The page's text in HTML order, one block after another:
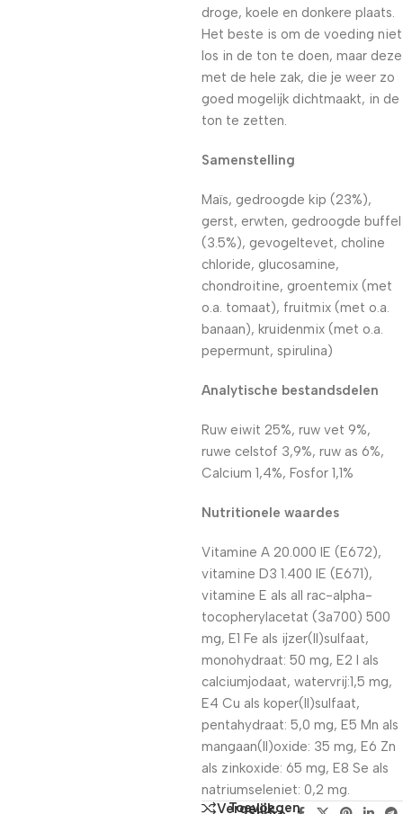
droge, koele en donkere plaats.
Het beste is om de voeding niet
los in de ton te doen, maar deze
met de hele zak, die je weer zo
goed mogelijk dichtmaakt, in de
ton te zetten.
Samenstelling
Maïs, gedroogde kip (23%),
gerst, erwten, gedroogde buffel
(3.5%), gevogeltevet, choline
chloride, glucosamine,
chondroitine, groentemix (met
o.a. tomaat), fruitmix (met o.a.
banaan), kruidenmix (met o.a.
pepermunt, spirulina)
Analytische bestandsdelen
Ruw eiwit 25%, ruw vet 9%,
ruwe celstof 3,9%, ruw as 6%,
Calcium 1,4%, Fosfor 1,1%
Nutritionele waardes
Vitamine A 20.000 IE (E672),
vitamine D3 1.400 IE (E671),
vitamine E als all rac-alpha-
tocopherylacetat (3a700) 500
mg, E1 Fe als ijzer(II)sulfaat,
monohydraat: 50 mg, E2 I als
calciumjodaat, watervrij:1,5 mg,
E4 Cu als koper(II)sulfaat,
pentahydraat: 5,0 mg, E5 Mn als
mangaan(II)oxide: 35 mg, E6 Zn
als zinkoxide: 65 mg, E8 Se als
natriumseleniet: 0,2 mg.
Vergelijk
Toevoegen